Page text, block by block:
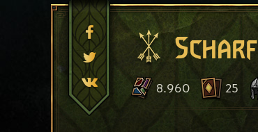
8.960 25